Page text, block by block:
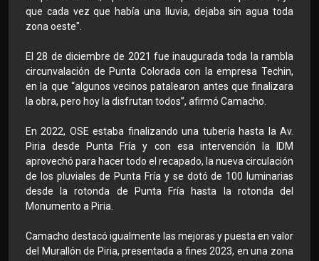
que cada vez que había una lluvia, dejaba sin agua toda
zona oeste".
El 28 de diciembre de 2021 fue inaugurada toda la rambla
circunvalación de Punta Colorada con la empresa Techin,
en la que “algunos vecinos patalearon antes que finalizara
la obra, pero hoy la disfrutan todos”, afirmó Camacho.
En 2022, OSE estaba finalizando una tubería hasta la Av.
Piria desde Punta Fría y con esa intervención la IDM
aprovechó para hacer todo el recapado, la nueva circulación
de los pluviales de Punta Fría y se dotó de 100 luminarias
desde la rotonda de Punta Fría hasta la rotonda del
Monumento a Piria.
Camacho destacó igualmente las mejoras y puesta en valor
del Murallón de Piria, presentada a fines 2023, en una zona